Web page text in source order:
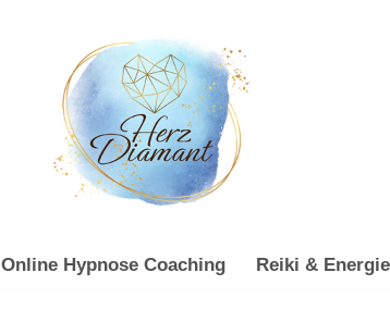
Online Hypnose Coaching Reiki &